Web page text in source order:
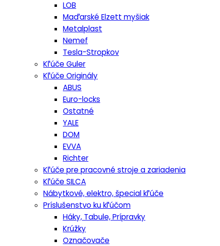
LOB
Maďarské Elzett myšiak
Metalplast
Nemef
Tesla-Stropkov
Kľúče Guler
Kľúče Originály
ABUS
Euro-locks
Ostatné
YALE
DOM
EVVA
Richter
Kľúče pre pracovné stroje a zariadenia
Kľúče SILCA
Nábytkové, elektro, špecial kľúče
Príslušenstvo ku kľúčom
Háky, Tabule, Prípravky
Krúžky
Označovače